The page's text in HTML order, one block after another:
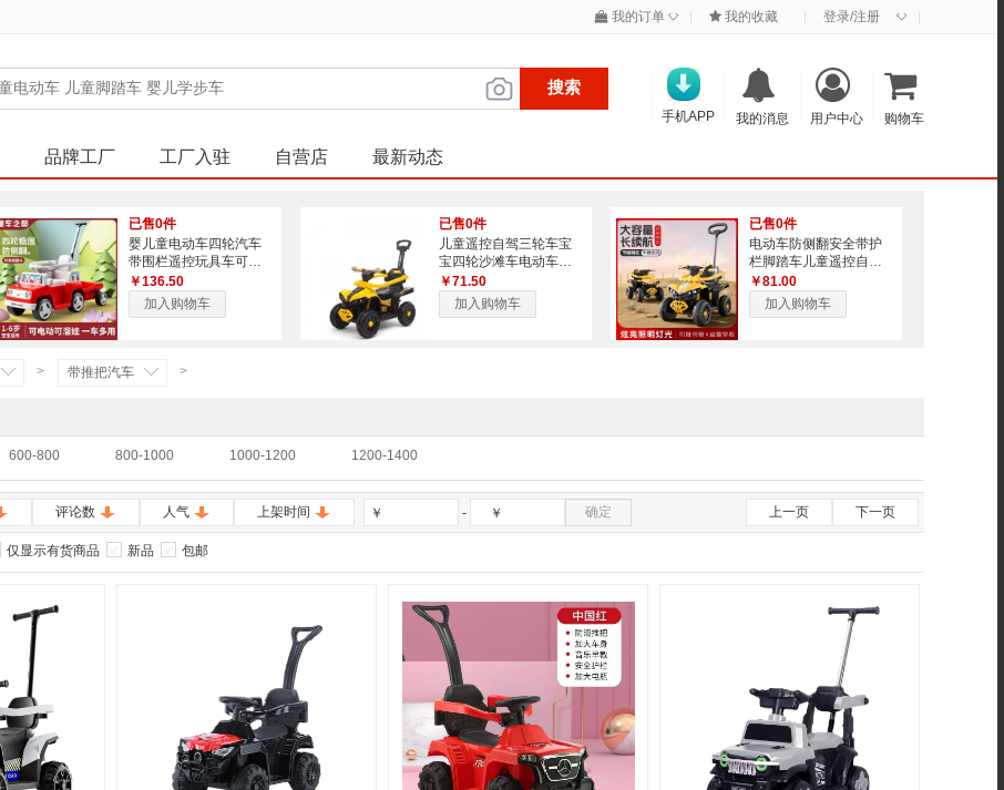
我的订单 ◇ 我的收藏 登录/注册 ◇
搜索
购物车
用户中心
我的消息
手机APP
品牌工厂 工厂入驻 自营店 最新动态
已售0件
婴儿童电动车四轮汽车
带围栏遥控玩具车可坐
人手推车小孩充电童车
￥136.50
加入购物车
已售0件
儿童遥控自驾三轮车宝
宝四轮沙滩车电动车防
侧翻安全带护栏脚踏车
￥71.50
加入购物车
已售0件
电动车防侧翻安全带护
栏脚踏车儿童遥控自驾
三轮车宝宝四轮沙滩车
￥81.00
加入购物车
> 带推把汽车 >
600-800 800-1000 1000-1200 1200-1400
评论数 人气 上架时间 ￥ ￥
- 确定 上一页 下一页
仅显示有货商品 新品 包邮